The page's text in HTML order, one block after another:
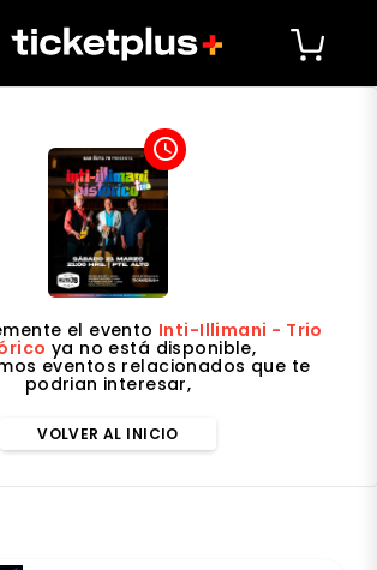
access_time
el evento Inti-Illimani - ⁠Trio
ya no está disponible,
eventos relacionados que te
podrian interesar,
VOLVER AL INICIO